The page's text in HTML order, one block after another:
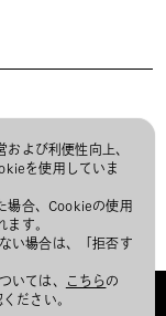
よび利便性向上、
を使用していま
場合、Cookieの使用
ます。
い場合は、「拒否す
いては、
こちらの
ださい。